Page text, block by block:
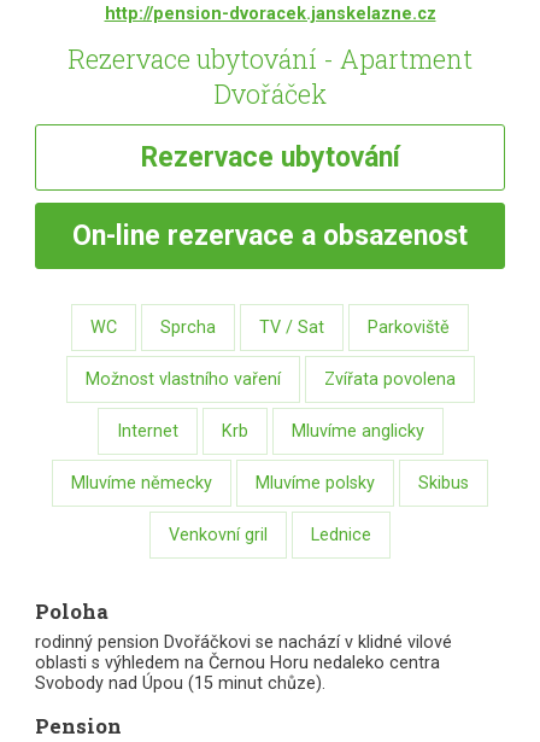
http://pension-dvoracek.janskelazne.cz
Rezervace ubytování - Apartment
Dvořáček
Rezervace ubytování
On-line rezervace a obsazenost
WC Sprcha TV / Sat Parkoviště
Možnost vlastního vaření Zvířata povolena
Internet Krb Mluvíme anglicky
Mluvíme německy Mluvíme polsky Skibus
Venkovní gril Lednice
Poloha
rodinný pension Dvořáčkovi se nachází v klidné vilové
oblasti s výhledem na Černou Horu nedaleko centra
Svobody nad Úpou (15 minut chůze).
Pension